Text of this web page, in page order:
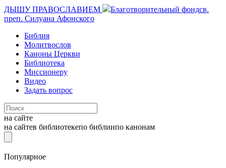
ДЫШУ ПРАВОСЛАВИЕМ Благотворительный фондсв.
преп. Силуана Афонского
Библия
Молитвослов
Каноны Церкви
Библиотека
Миссионеру
Видео
Задать вопрос
на сайте
на сайтев библиотекепо библиипо канонам
Популярное